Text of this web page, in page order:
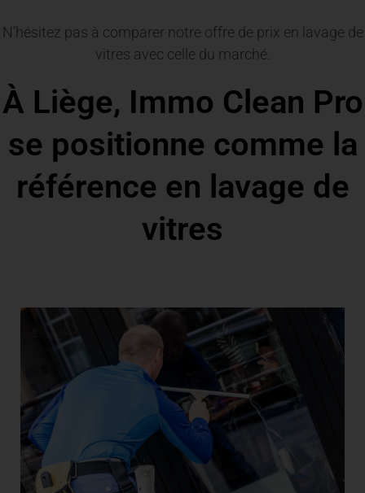
N’hésitez pas à comparer notre offre de prix en lavage de
vitres avec celle du marché.
À Liège, Immo Clean Pro
se positionne comme la
référence en lavage de
vitres